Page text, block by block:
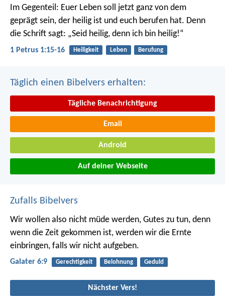
Im Gegenteil: Euer Leben soll jetzt ganz von dem
geprägt sein, der heilig ist und euch berufen hat. Denn
die Schrift sagt: „Seid heilig, denn ich bin heilig!“
1 Petrus 1:15-16 Heiligkeit Leben Berufung
Täglich einen Bibelvers erhalten:
Tägliche Benachrichtigung
Email
Android
Auf deiner Webseite
Zufalls Bibelvers
Wir wollen also nicht müde werden, Gutes zu tun, denn
wenn die Zeit gekommen ist, werden wir die Ernte
einbringen, falls wir nicht aufgeben.
Galater 6:9 Gerechtigkeit Belohnung Geduld
Nächster Vers!